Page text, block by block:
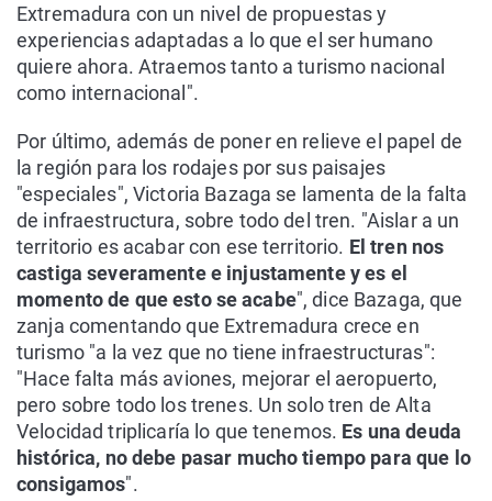
Extremadura con un nivel de propuestas y
experiencias adaptadas a lo que el ser humano
quiere ahora. Atraemos tanto a turismo nacional
como internacional".
Por último, además de poner en relieve el papel de
la región para los rodajes por sus paisajes
"especiales", Victoria Bazaga se lamenta de la falta
de infraestructura, sobre todo del tren. "Aislar a un
territorio es acabar con ese territorio. El tren nos
castiga severamente e injustamente y es el
momento de que esto se acabe", dice Bazaga, que
zanja comentando que Extremadura crece en
turismo "a la vez que no tiene infraestructuras":
"Hace falta más aviones, mejorar el aeropuerto,
pero sobre todo los trenes. Un solo tren de Alta
Velocidad triplicaría lo que tenemos. Es una deuda
histórica, no debe pasar mucho tiempo para que lo
consigamos".